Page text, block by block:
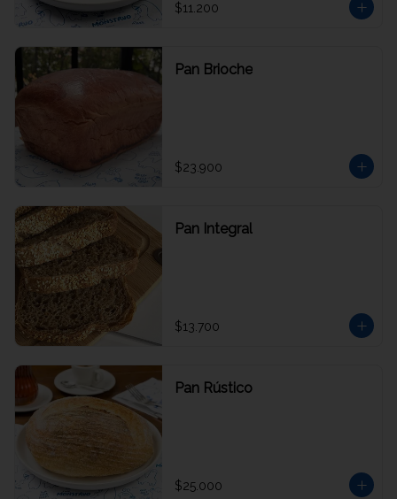
$11.200
Pan Brioche
$23.900
Pan Integral
$13.700
Pan Rústico
$25.000